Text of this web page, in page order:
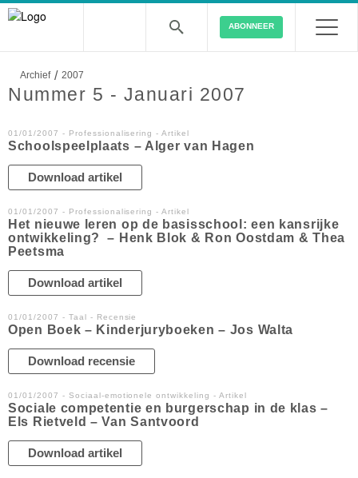
ABONNEER
Archief / 2007
Nummer 5 - Januari 2007
01/01/2007 - Professionalisering - Artikel
Schoolspeelplaats – Alger van Hagen
Download artikel
01/01/2007 - Professionalisering - Artikel
Het nieuwe leren op de basisschool: een kansrijke
ontwikkeling? – Henk Blok & Ron Oostdam & Thea
Peetsma
Download artikel
01/01/2007 - Taal - Recensie
Open Boek – Kinderjuryboeken – Jos Walta
Download recensie
01/01/2007 - Sociaal-emotionele ontwikkeling - Artikel
Sociale competentie en burgerschap in de klas –
Els Rietveld – Van Santvoord
Download artikel